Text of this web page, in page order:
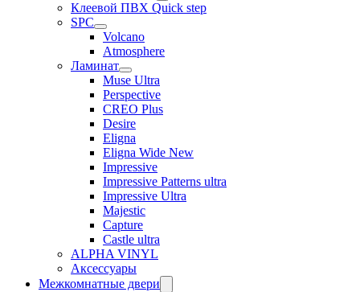
Клеевой ПВХ Quick step
SPC
Volcano
Atmosphere
Ламинат
Muse Ultra
Perspective
CREO Plus
Desire
Eligna
Eligna Wide New
Impressive
Impressive Patterns ultra
Impressive Ultra
Majestic
Capture
Castle ultra
ALPHA VINYL
Аксессуары
Межкомнатные двери